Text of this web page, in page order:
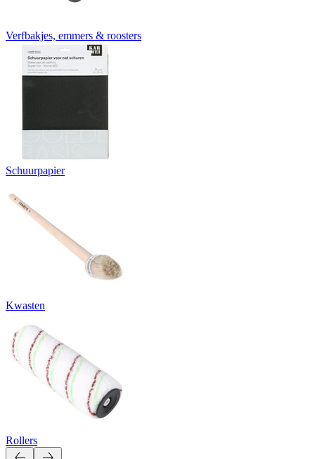
Verfbakjes, emmers & roosters
Schuurpapier
Kwasten
Rollers